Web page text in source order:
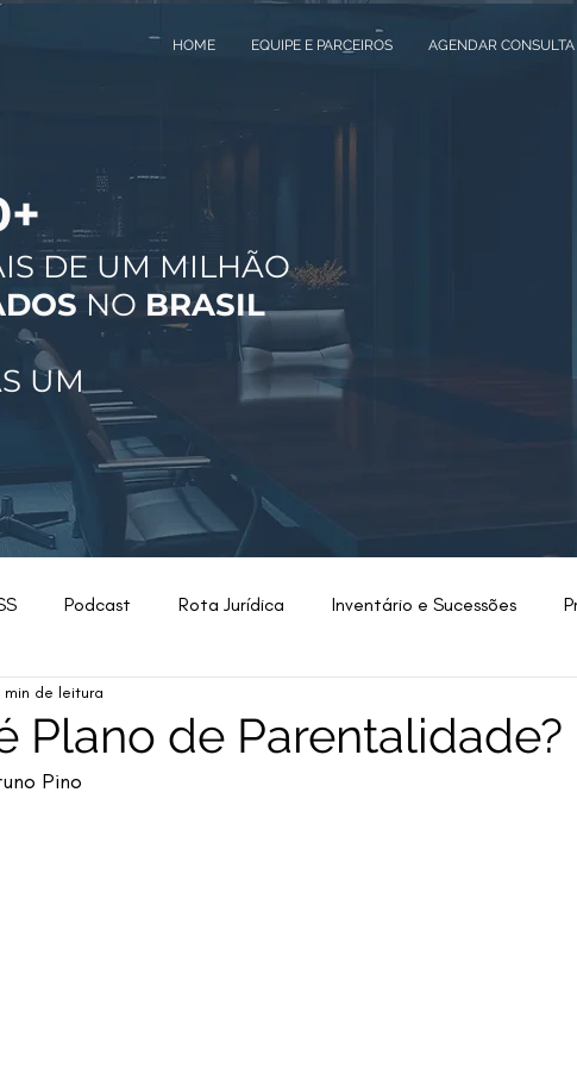
HOME EQUIPE E PARCEIROS AGENDAR CONSULTA
DE UM MILHÃO
NO BRASIL
UM
Podcast Rota Jurídica Inventário e Sucessões
Migalhas
Seleção
Plano de Parentalidade?
min de leitura
Pino